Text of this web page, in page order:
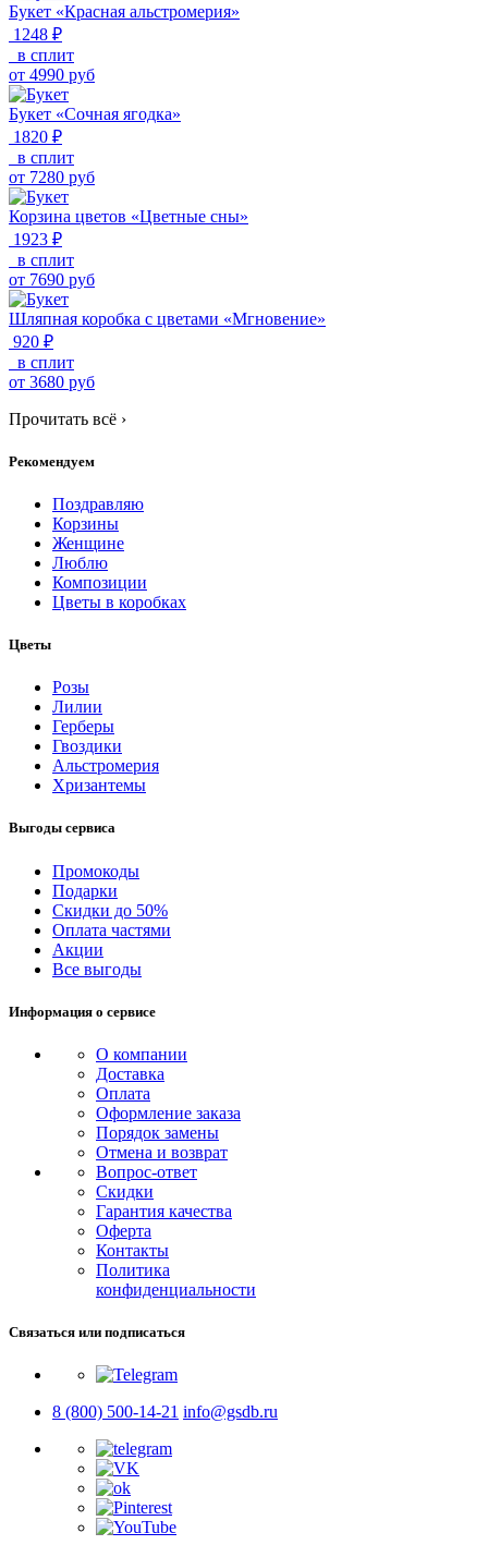
Букет «Красная альстромерия»
1248 ₽
в сплит
от 4990 руб
Букет «Сочная ягодка»
1820 ₽
в сплит
от 7280 руб
Корзина цветов «Цветные сны»
1923 ₽
в сплит
от 7690 руб
Шляпная коробка с цветами «Мгновение»
920 ₽
в сплит
от 3680 руб
Прочитать всё ›
Рекомендуем
Поздравляю
Корзины
Женщине
Люблю
Композиции
Цветы в коробках
Цветы
Розы
Лилии
Герберы
Гвоздики
Альстромерия
Хризантемы
Выгоды сервиса
Промокоды
Подарки
Скидки до 50%
Оплата частями
Акции
Все выгоды
Информация о сервисе
О компании
Доставка
Оплата
Оформление заказа
Порядок замены
Отмена и возврат
Вопрос-ответ
Скидки
Гарантия качества
Оферта
Контакты
Политика
конфиденциальности
Связаться или подписаться
8 (800) 500-14-21 info@gsdb.ru